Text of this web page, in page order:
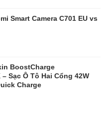
Smart Camera C701 EU vs
BoostCharge
– Sạc Ô Tô Hai Cổng 42W
Charge